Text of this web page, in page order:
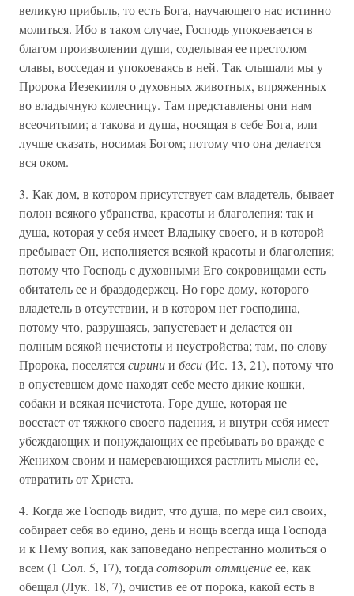
великую прибыль, то есть Бога, научающего нас истинно
молиться. Ибо в таком случае, Господь упокоевается в
благом произволении души, соделывая ее престолом
славы, восседая и упокоеваясь в ней. Так слышали мы у
Пророка Иезекииля о духовных животных, впряженных
во владычную колесницу. Там представлены они нам
всеочитыми; а такова и душа, носящая в себе Бога, или
лучше сказать, носимая Богом; потому что она делается
вся оком.
3. Как дом, в котором присутствует сам владетель, бывает
полон всякого убранства, красоты и благолепия: так и
душа, которая у себя имеет Владыку своего, и в которой
пребывает Он, исполняется всякой красоты и благолепия;
потому что Господь с духовными Его сокровищами есть
обитатель ее и браздодержец. Но горе дому, которого
владетель в отсутствии, и в котором нет господина,
потому что, разрушаясь, запустевает и делается он
полным всякой нечистоты и неустройства; там, по слову
Пророка, поселятсясиринии беси(Ис. 13, 21), потому что
в опустевшем доме находят себе место дикие кошки,
собаки и всякая нечистота. Горе душе, которая не
восстает от тяжкого своего падения, и внутри себя имеет
убеждающих и понуждающих ее пребывать во вражде с
Женихом своим и намеревающихся растлить мысли ее,
отвратить от Христа.
4. Когда же Господь видит, что душа, по мере сил своих,
собирает себя во едино, день и нощь всегда ища Господа
и к Нему вопия, как заповедано непрестанно молиться о
всем (1 Сол. 5, 17), тогда сотворит отмщениеее, как
обещал (Лук. 18, 7), очистив ее от порока, какой есть в